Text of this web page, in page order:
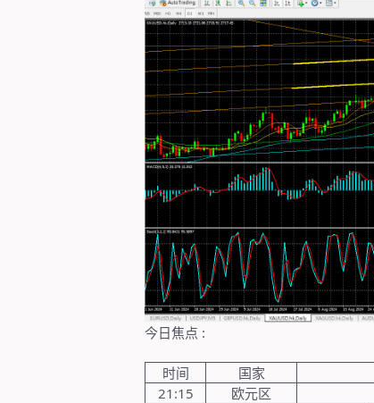
今日焦点 :
时间 国家
21:15
欧元区